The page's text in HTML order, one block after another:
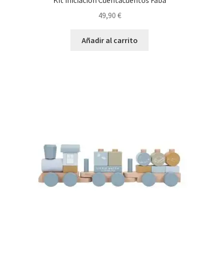
49,90 €
Añadir al carrito